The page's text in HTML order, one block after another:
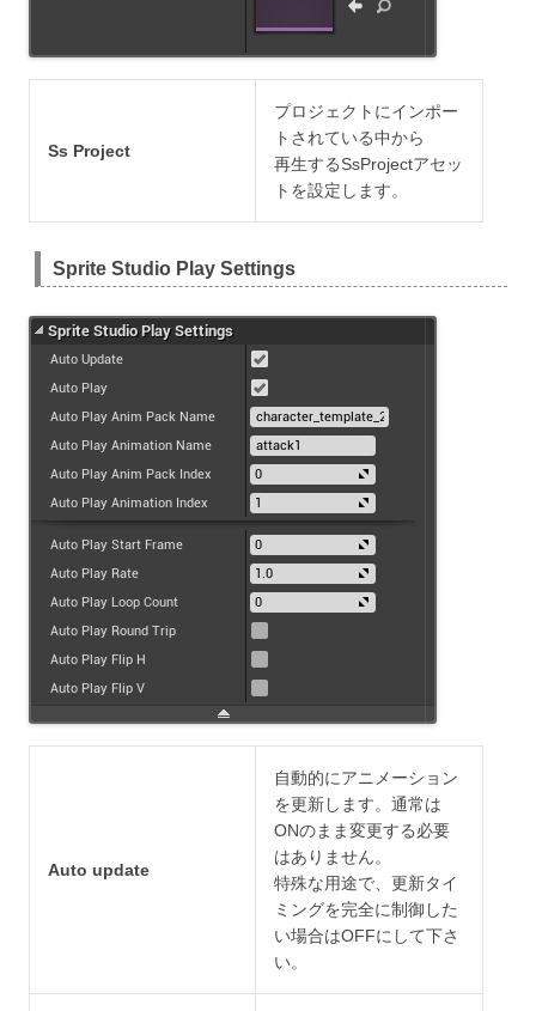
Ss Project
プロジェクトにインポー
トされている中から
再生するSsProjectアセッ
トを設定します。
Sprite Studio Play Settings
Auto update
自動的にアニメーション
を更新します。通常は
ONのまま変更する必要
はありません。
特殊な用途で、更新タイ
ミングを完全に制御した
い場合はOFFにして下さ
い。